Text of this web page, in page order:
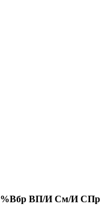
%Вбр ВП/И См/И СПр